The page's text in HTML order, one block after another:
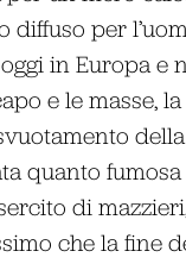
per
in Europa e
e le masse,
quanto
di
che la fine